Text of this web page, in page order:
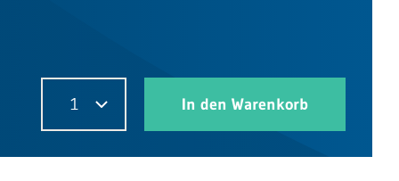
1 In den Warenkorb